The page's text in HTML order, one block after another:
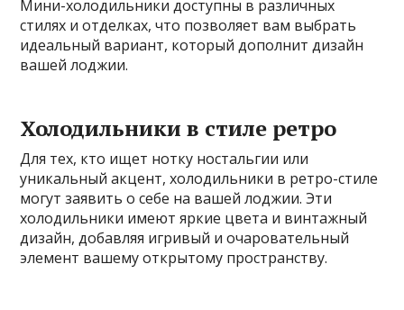
Мини-холодильники доступны в различных
стилях и отделках, что позволяет вам выбрать
идеальный вариант, который дополнит дизайн
вашей лоджии.
Холодильники в стиле ретро
Для тех, кто ищет нотку ностальгии или
уникальный акцент, холодильники в ретро-стиле
могут заявить о себе на вашей лоджии. Эти
холодильники имеют яркие цвета и винтажный
дизайн, добавляя игривый и очаровательный
элемент вашему открытому пространству.